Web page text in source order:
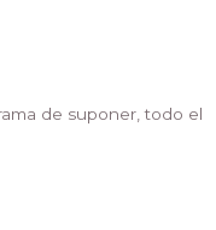
de suponer, todo el